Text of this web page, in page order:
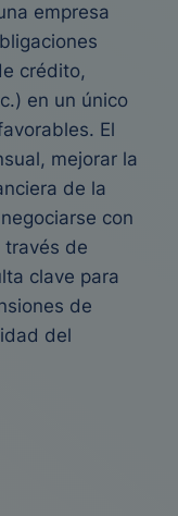
empresa
crédito,
en un único
El
mejorar la
de la
con
de
clave para
de
del